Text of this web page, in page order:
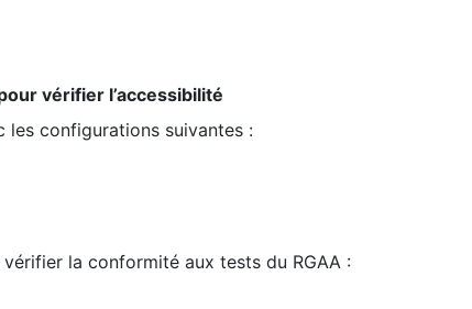
vérifier l’accessibilité
les configurations suivantes :
la conformité aux tests du RGAA :